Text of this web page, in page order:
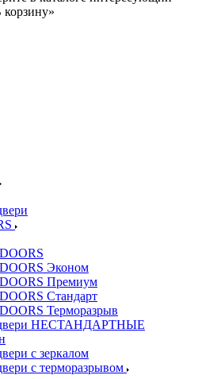
Эконом
Премиум
Стандарт
Терморазрыв
НЕСТАНДАРТНЫЕ
с зеркалом
с терморазрывом